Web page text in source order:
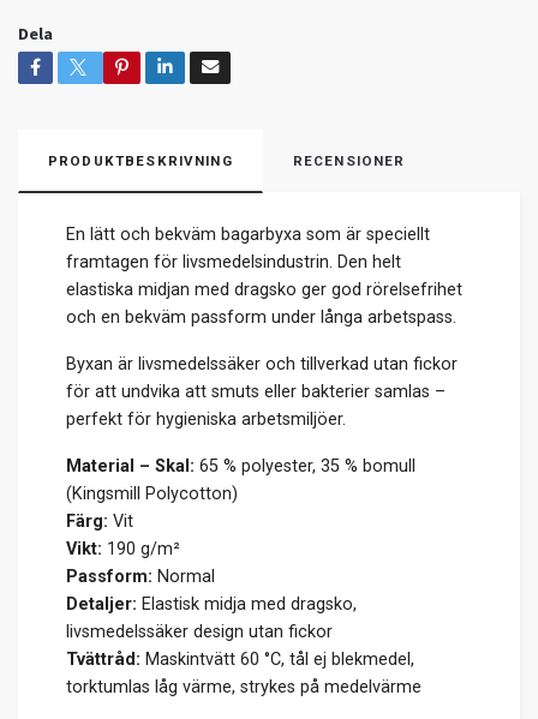
Dela
PRODUKTBESKRIVNING RECENSIONER
En lätt och bekväm bagarbyxa som är speciellt
framtagen för livsmedelsindustrin. Den helt
elastiska midjan med dragsko ger god rörelsefrihet
och en bekväm passform under långa arbetspass.
Byxan är livsmedelssäker och tillverkad utan fickor
för att undvika att smuts eller bakterier samlas –
perfekt för hygieniska arbetsmiljöer.
Material – Skal: 65 % polyester, 35 % bomull
(Kingsmill Polycotton)
Färg: Vit
Vikt: 190 g/m²
Passform: Normal
Detaljer: Elastisk midja med dragsko,
livsmedelssäker design utan fickor
Tvättråd: Maskintvätt 60 °C, tål ej blekmedel,
torktumlas låg värme, strykes på medelvärme